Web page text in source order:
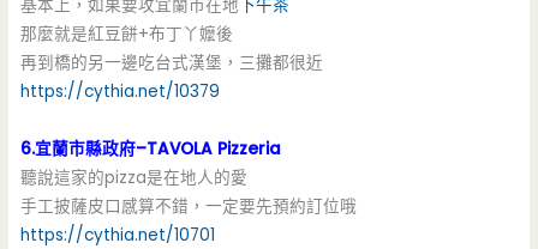
基本上，如果要攻宜蘭市在地下午茶
那麼就是紅豆餅+布丁丫嬤後
再到橋的另一邊吃台式漢堡，三攤都很近
https://cythia.net/10379
6.宜蘭市縣政府–TAVOLA Pizzeria
聽說這家的pizza是在地人的愛
手工披薩皮口感算不錯，一定要先預約訂位哦
https://cythia.net/10701